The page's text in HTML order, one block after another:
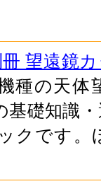
望遠鏡
種の天
基礎知識
クです。